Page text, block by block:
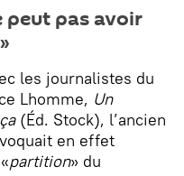
peut pas avoir
les journalistes du
Lhomme, Un
(Éd. Stock), l’ancien
en effet
partition» du